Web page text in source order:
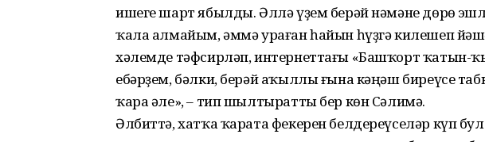
ишеге шарт ябылды. Әллә үҙем берәй нәмәне дөрөҫ
ҡала алмайым, әммә ураған һайын һүҙгә килешеп
хәлемде тәфсирләп, интернеттағы «Башҡорт ҡатын-
ебәрҙем, бәлки, берәй аҡыллы ғына кәңәш биреүсе
ҡара әле», – тип шылтыратты бер көн Сәлимә.
Әлбиттә, хатҡа ҡарата фекерен белдереүселәр күп